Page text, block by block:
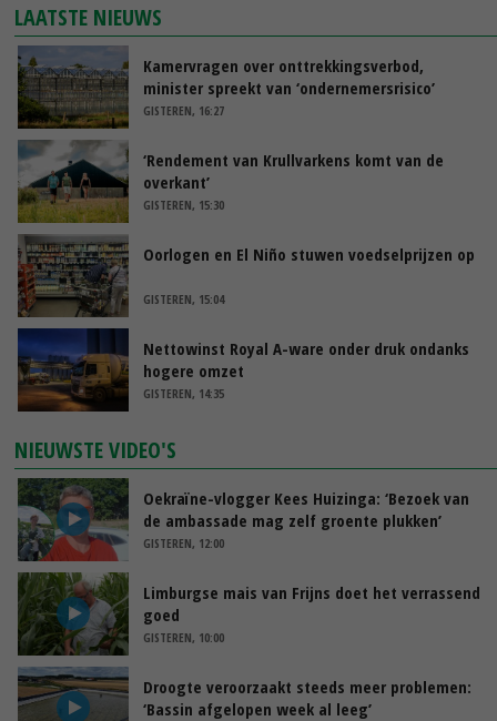
LAATSTE NIEUWS
Kamervragen over onttrekkingsverbod,
minister spreekt van ‘ondernemersrisico’
GISTEREN, 16:27
‘Rendement van Krullvarkens komt van de
overkant’
GISTEREN, 15:30
Oorlogen en El Niño stuwen voedselprijzen op
GISTEREN, 15:04
Nettowinst Royal A-ware onder druk ondanks
hogere omzet
GISTEREN, 14:35
NIEUWSTE VIDEO'S
Oekraïne-vlogger Kees Huizinga: ‘Bezoek van
de ambassade mag zelf groente plukken’
GISTEREN, 12:00
Limburgse mais van Frijns doet het verrassend
goed
GISTEREN, 10:00
Droogte veroorzaakt steeds meer problemen:
‘Bassin afgelopen week al leeg’